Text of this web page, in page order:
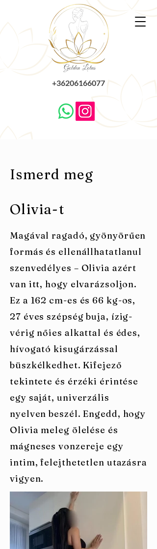
+36206166077
Ismerd meg
Olivia-t
Magával ragadó, gyönyörűen
formás és ellenállhatatlanul
szenvedélyes – Olivia azért
van itt, hogy elvarázsoljon.
Ez a 162 cm-es és 66 kg-os,
27 éves szépség buja, ízig-
vérig nőies alkattal és édes,
hívogató kisugárzással
büszkélkedhet. Kifejező
tekintete és érzéki érintése
egy saját, univerzális
nyelven beszél. Engedd, hogy
Olivia meleg ölelése és
mágneses vonzereje egy
intim, felejthetetlen utazásra
vigyen.